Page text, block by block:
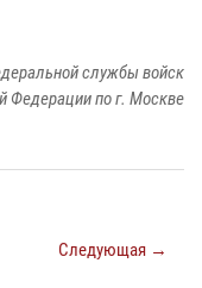
службы войск
Федерации по г. Москве
Следующая →